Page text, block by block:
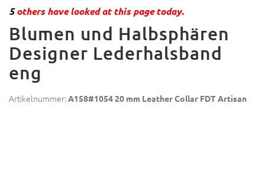
5others have looked at this page today.
Blumen und Halbsphären
Designer Lederhalsband
eng
Artikelnummer:A158#1054 20 mm Leather Collar FDT Artisan